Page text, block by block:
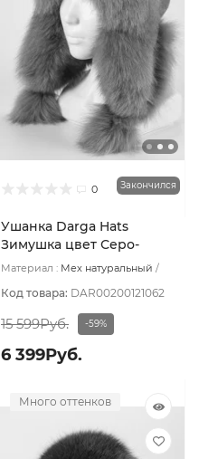
0 Закончился
Ушанка Darga Hats
Зимушка цвет Серо-
бежевый пепельный
Материал : Мех натуральный
Код товара: DAR00200121062
15 599Руб. -59%
6 399Руб.
Много оттенков